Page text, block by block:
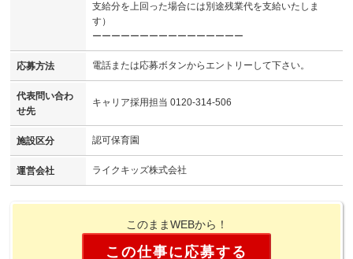
支給分を上回った場合には別途残業代を支給いたしま
す）
ーーーーーーーーーーーーーーーー
応募方法 電話または応募ボタンからエントリーして下さい。
代表問い合わ
せ先
キャリア採用担当 0120-314-506
施設区分 認可保育園
運営会社 ライクキッズ株式会社
このままWEBから！
この仕事に応募する